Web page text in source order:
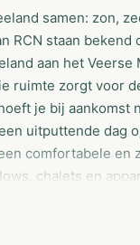
samen: zon,
RCN staan
aan het
ruimte zorgt voor
je bij
uitputtende dag
comfortabele en
chalets en
kamperen en